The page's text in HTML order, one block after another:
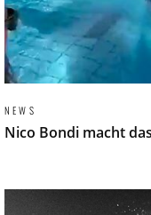
NEWS
Nico Bondi macht